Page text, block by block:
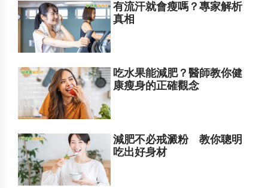
有流汗就會瘦嗎？專家解析
真相
吃水果能減肥？醫師教你健
康瘦身的正確觀念
減肥不必戒澱粉 教你聰明
吃出好身材